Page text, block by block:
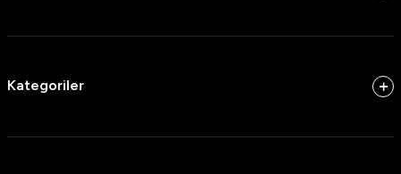
Kategoriler